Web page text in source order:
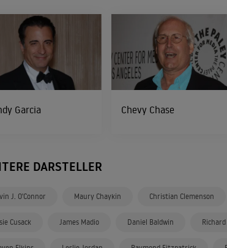
Garcia Chevy Chase
DARSTELLER
J. O'Connor Maury Chaykin Christian Clemenson
Cusack James Madio Daniel Baldwin